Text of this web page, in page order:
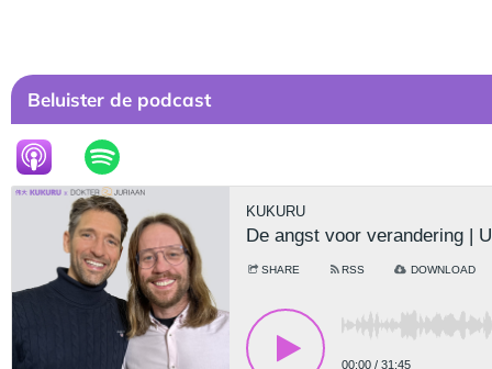
Beluister de podcast